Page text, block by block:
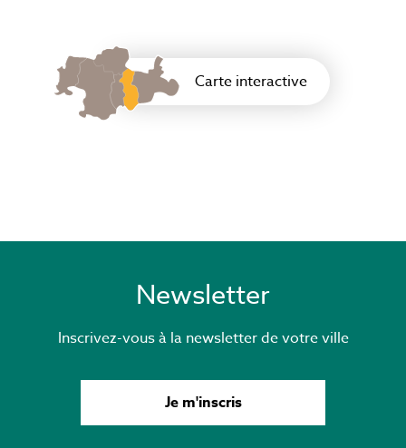
Carte interactive
Newsletter
Inscrivez-vous à la newsletter de votre ville
Je m'inscris